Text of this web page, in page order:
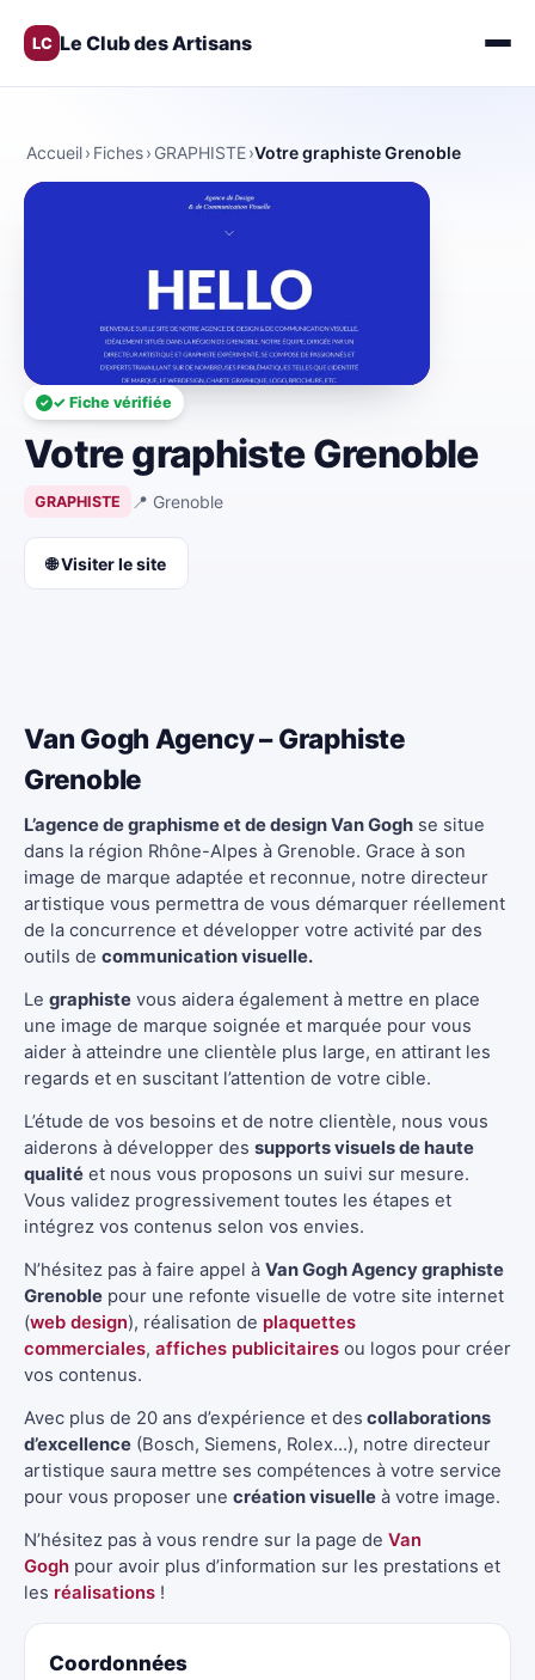
LC Le Club des Artisans
Accueil› Fiches› GRAPHISTE›Votre graphiste Grenoble
✓ Fiche vérifiée
Votre graphiste Grenoble
GRAPHISTE 📍 Grenoble
🌐 Visiter le site
Van Gogh Agency – Graphiste
Grenoble
L’agence de graphisme et de design Van Gogh se situe
dans la région Rhône-Alpes à Grenoble. Grace à son
image de marque adaptée et reconnue, notre directeur
artistique vous permettra de vous démarquer réellement
de la concurrence et développer votre activité par des
outils de communication visuelle.
Le graphiste vous aidera également à mettre en place
une image de marque soignée et marquée pour vous
aider à atteindre une clientèle plus large, en attirant les
regards et en suscitant l’attention de votre cible.
L’étude de vos besoins et de notre clientèle, nous vous
aiderons à développer des supports visuels de haute
qualité et nous vous proposons un suivi sur mesure.
Vous validez progressivement toutes les étapes et
intégrez vos contenus selon vos envies.
N’hésitez pas à faire appel à Van Gogh Agency graphiste
Grenoble pour une refonte visuelle de votre site internet
(web design), réalisation de plaquettes
commerciales, affiches publicitaires ou logos pour créer
vos contenus.
Avec plus de 20 ans d’expérience et des collaborations
d’excellence (Bosch, Siemens, Rolex…), notre directeur
artistique saura mettre ses compétences à votre service
pour vous proposer une création visuelle à votre image.
N’hésitez pas à vous rendre sur la page de Van
Gogh pour avoir plus d’information sur les prestations et
les réalisations !
Coordonnées